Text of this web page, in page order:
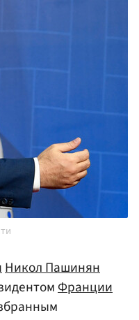
Никол Пашинян
Франции